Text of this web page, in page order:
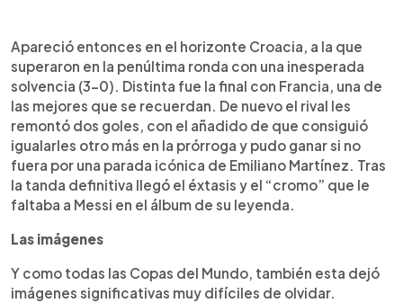
Apareció entonces en el horizonte Croacia, a la que
superaron en la penúltima ronda con una inesperada
solvencia (3-0). Distinta fue la final con Francia, una de
las mejores que se recuerdan. De nuevo el rival les
remontó dos goles, con el añadido de que consiguió
igualarles otro más en la prórroga y pudo ganar si no
fuera por una parada icónica de Emiliano Martínez. Tras
la tanda definitiva llegó el éxtasis y el “cromo” que le
faltaba a Messi en el álbum de su leyenda.
Las imágenes
Y como todas las Copas del Mundo, también esta dejó
imágenes significativas muy difíciles de olvidar.